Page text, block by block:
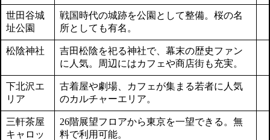
世田谷城
址公園
戦国時代の城跡を公園として整備。桜の名
所としても有名。
松陰神社
吉田松陰を祀る神社で、幕末の歴史ファン
に人気。周辺にはカフェや商店街も充実。
下北沢エ
リア
古着屋や劇場、カフェが集まる若者に人気
のカルチャーエリア。
三軒茶屋
キャロッ
26階展望フロアから東京を一望できる。無
料で利用可能。